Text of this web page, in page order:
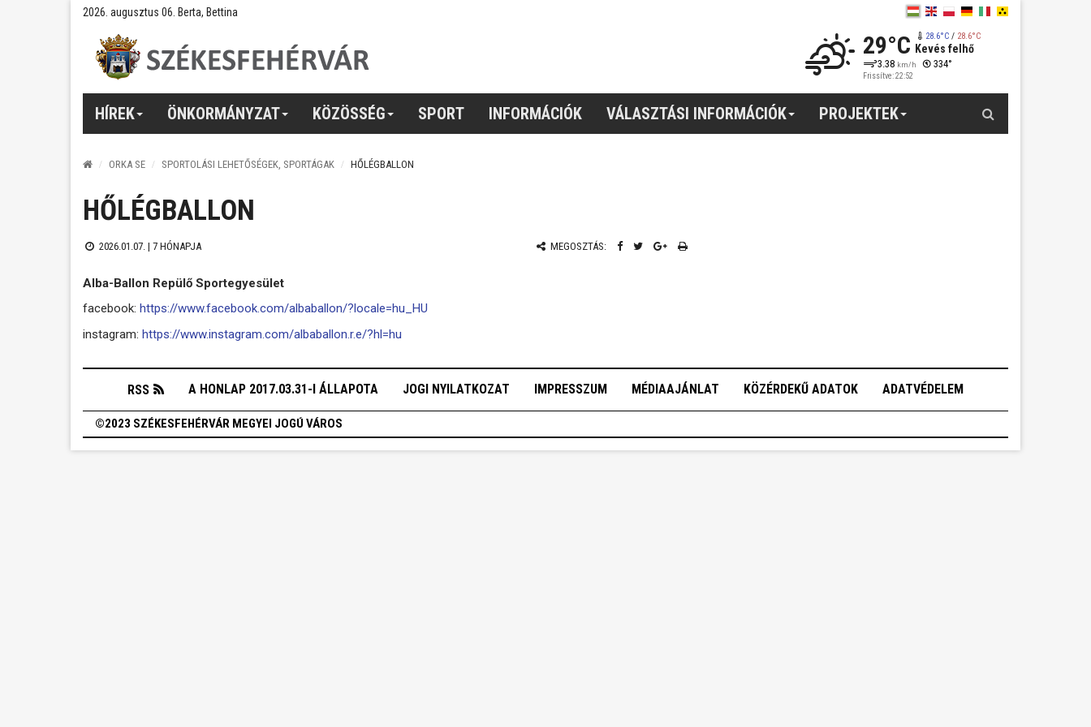
2026. augusztus 06. Berta, Bettina
29°C 28.6°C/ 28.6°C
Kevés felhő
3.38 km/h 334°
Frissítve: 22:52
HÍREK ÖNKORMÁNYZAT KÖZÖSSÉG SPORT INFORMÁCIÓK VÁLASZTÁSI INFORMÁCIÓK PROJEKTEK
ORKA SE SPORTOLÁSI LEHETŐSÉGEK, SPORTÁGAK HŐLÉGBALLON
HŐLÉGBALLON
2026.01.07. | 7 HÓNAPJA MEGOSZTÁS:
Alba-Ballon Repülő Sportegyesület
facebook: https://www.facebook.com/albaballon/?locale=hu_HU
instagram: https://www.instagram.com/albaballon.r.e/?hl=hu
RSS A HONLAP 2017.03.31-I ÁLLAPOTA JOGI NYILATKOZAT IMPRESSZUM MÉDIAAJÁNLAT KÖZÉRDEKŰ ADATOK ADATVÉDELEM
©2023 SZÉKESFEHÉRVÁR MEGYEI JOGÚ VÁROS